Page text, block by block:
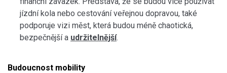
jízdní kola nebo cestování veřejnou dopravou, také
podporuje vizi měst, která budou méně chaotická,
bezpečnější a udržitelnější.
Budoucnost mobility